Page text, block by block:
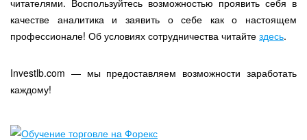
качестве аналитика и заявить о себе как о настоящем
профессионале! Об условиях сотрудничества читайте здесь.
Investlb.com — мы предоставляем возможности заработать
каждому!